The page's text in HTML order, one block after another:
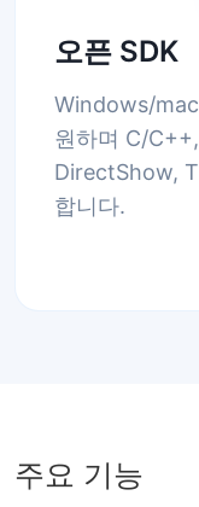
오픈 SDK
Windows/
원하며 C/
DirectShow,
합니다.
주요 기능